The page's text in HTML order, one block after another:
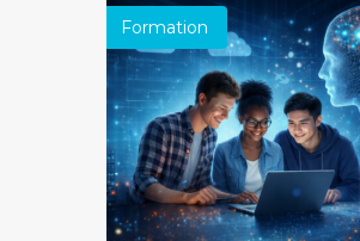
Formation